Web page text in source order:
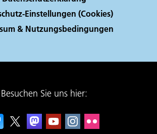
Einstellungen (Cookies)
& Nutzungsbedingungen
Besuchen Sie uns hier: